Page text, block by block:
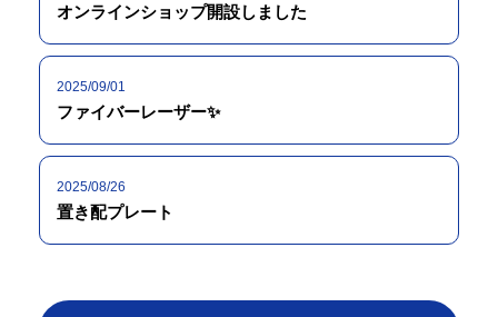
オンラインショップ開設しました
2025/09/01
ファイバーレーザー✨
2025/08/26
置き配プレート